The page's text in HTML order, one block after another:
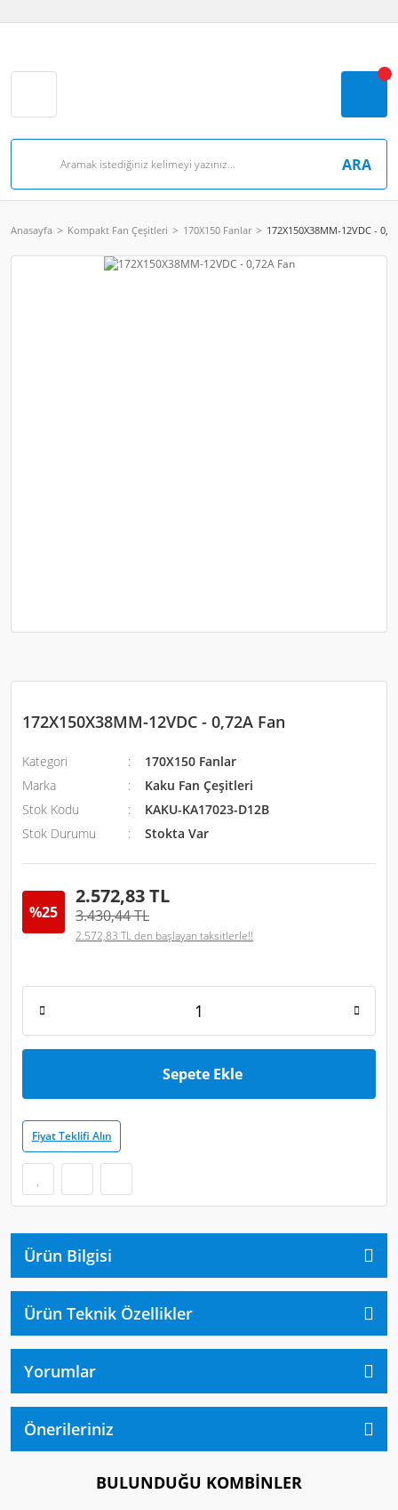
ARA
Anasayfa Kompakt Fan Çeşitleri 170X150 Fanlar 172X150X38MM-12VDC -
172X150X38MM-12VDC - 0,72A Fan
Kategori
170X150 Fanlar
Marka
Kaku Fan Çeşitleri
Stok Kodu
KAKU-KA17023-D12B
Stok Durumu
Stokta Var
%25
2.572,83 TL
3.430,44 TL
2.572,83 TL den başlayan taksitlerle!!
Sepete Ekle
Fiyat Teklifi Alın
Ürün Bilgisi
Ürün Teknik Özellikler
Yorumlar
Önerileriniz
BULUNDUĞU KOMBİNLER